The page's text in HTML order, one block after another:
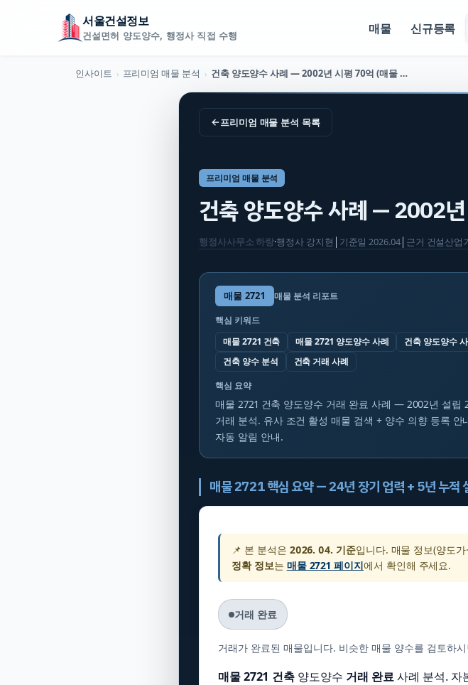
서울건설정보
건설면허 양도양수, 행정사 직접 수행 매물 신규등록
인사이트 › 프리미엄 매물 분석 › 건축 양도양수 사례 — 2002년 시평 70억 (매물 2721)
←프리미엄 매물 분석 목록
프리미엄 매물 분석
건축 양도양수 사례 — 2002
행정사사무소 하랑·행정사 강지현 기준일2026.04│ 근거 건설산업
매물 2721 매물 분석 리포트
핵심 키워드
매물 2721 건축
매물 2721 양도양수 사례 건축 양도양수
건축 양수 분석
건축 거래 사례
핵심 요약
매물 2721 건축 양도양수 거래 완료 사례 — 2002년 설립
거래 분석. 유사 조건 활성 매물 검색 + 양수 의향 등록
자동 알림 안내.
매물 2721 핵심 요약 — 24년 장기 업력 + 5년 누적
📌 본 분석은 2026. 04. 기준입니다. 매물 정보(양도
정확 정보는 매물 2721 페이지에서 확인해 주세요.
거래 완료
거래가 완료된 매물입니다. 비슷한 매물 양수를 검토하
매물 2721 건축양도양수 거래 완료사례 분석. 자